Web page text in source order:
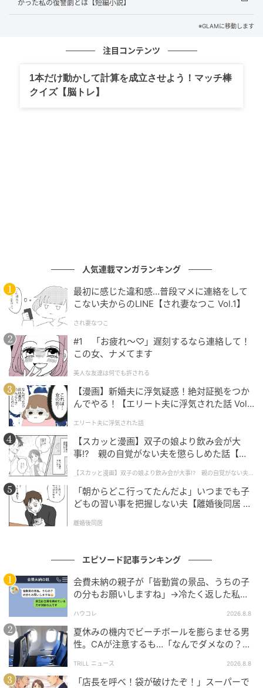
されている気がしていた。
静かに立ち上がった瞬間
食事の途中、ついに「あなたは恋愛より仕事を求めて
いるね？私とは全然できないの？」と聞いてきた。
いう意味じゃなくて」と慌てて立ち上がり、引き止め
ようとしてきた。
さっきまでの審査官のような雰囲気はどこへ行ったの
か、必死に声をかけ続けてくる。
ガツガツしていて、気持ち悪ささえ感じた。
「大丈夫です」とだけ答えて店を出た。帰り道、気持
ちはすっきりするより、どこかぼんやりとしていた。
期待していた分だけ、じわじわと疲れが出てきた。
後から知ったこと
数日後、同じアプリの口コミを確認する機会があっ
た。
た体験が書かれているものがいくつかあった。
「初対面で収入のことばかり聞かれた」「断ったら急
に態度が変わった」「会う前は感じがよかったのに別
人みたいだった」。
私と同じ状況を経験した女性が、ほかにも複数いた。
断って正解だったと分かった。
かった私の復讐劇とは【短編小説】
※GLAMに移動します
注目コンテンツ
1本だけ動かして計算を成立させよう！マッチ棒
クイズ【脳トレ】
人気連載マンガランキング
最初に感じた違和感…普段マメに連絡をして
こない夫からのLINE【され妻なつこ Vol.1】
され妻なつこ
#1 「お疲れ〜♡」遅刻するなら連絡して！
この女、ナメてます
美人な友達は何でも許される
【漫画】新婚夫に浮気疑惑！絶対証拠をつか
んでやる！【エリート夫に浮気された話 Vol.
エリート夫に浮気された話
【スカッと漫画】双子の娘より飲み会が大
事!? 親の自覚がない夫を懲らしめた話【第1
【スカッと漫画】双子の娘より飲み会が大事!? 親の自覚がない夫を
懲らしめた話
「朝からどこ行ってたんだよ」いつまでも子
どもの習い事を把握しない夫【離婚後同居 Vo
離婚後同居
エピソード記事ランキング
会費未納の親子が「皆勤賞の景品、うちの子
の分もお願いしますね」→冷たく返した私が
ハウコレ 2026.8.8
夏休みの機内でビーチボールを膨らませる男
性。CAが注意するも…「なんでダメなの？」
TRILL ニュース 2026.8.8
「店長を呼べ！袋が破けたぞ！」スーパーで